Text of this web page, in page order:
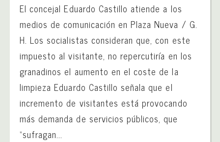
El concejal Eduardo Castillo atiende a los
medios de comunicación en Plaza Nueva / G.
H. Los socialistas consideran que, con este
impuesto al visitante, no repercutiría en los
granadinos el aumento en el coste de la
limpieza Eduardo Castillo señala que el
incremento de visitantes está provocando
más demanda de servicios públicos, que
“sufragan...